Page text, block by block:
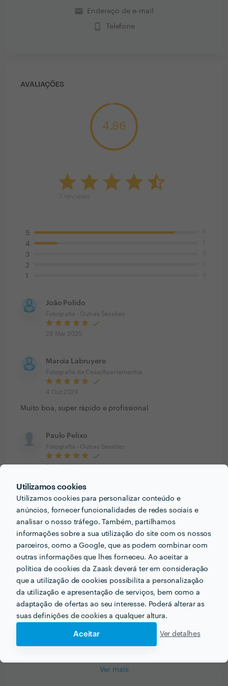
Utilizamos cookies
Utilizamos cookies para personalizar conteúdo e
anúncios, fornecer funcionalidades de redes sociais e
analisar o nosso tráfego. Também, partilhamos
informações sobre a sua utilização do site com os nossos
parceiros, como a Google, que as podem combinar com
outras informações que lhes forneceu. Ao aceitar a
política de cookies da Zaask deverá ter em consideração
que a utilização de cookies possibilita a personalização
da utilização e apresentação de serviços, bem como a
adaptação de ofertas ao seu interesse. Poderá alterar as
suas definições de cookies a qualquer altura.
Aceitar Ver detalhes
email Endereço de e-mail
phone_iphone Telefone
AVALIAÇÕES
4.86
5
4
3
2
1
João Polido
Fotografia - Outras Sessões
29 Mar 2025
Marcia Labruyere
Fotografia de Casa/Apartamentos
4 Out 2024
Muito boa, super rápido e profissional
Paulo Pelixo
Fotografia - Outras Sessões
Excelente trabalho muito prestável, simpático.
Voltaremos a solicitar sempre que necessário.
Rita Laranjeira
Trabalho realizado fora da plataforma
13 Mai 2024
Ameii a minha sessão! Das minhas fotos favoritas??
Daniel Fonseca
Fotografia - Outras Sessões
Ver mais